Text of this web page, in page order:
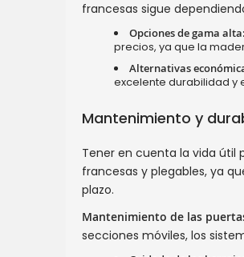
francesas sigue
Opciones de gama alta:
precios, ya que la
Alternativas
excelente durabilidad y
Mantenimiento y
Tener en cuenta la vida útil
francesas y plegables, ya
plazo.
Mantenimiento de las
secciones móviles, los